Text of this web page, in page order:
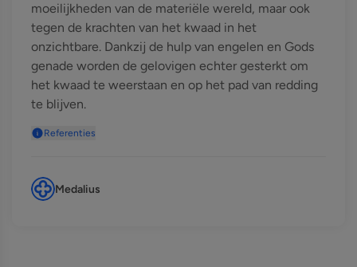
moeilijkheden van de materiële wereld, maar ook
tegen de krachten van het kwaad in het
onzichtbare. Dankzij de hulp van engelen en Gods
genade worden de gelovigen echter gesterkt om
het kwaad te weerstaan en op het pad van redding
te blijven.
Referenties
Medalius